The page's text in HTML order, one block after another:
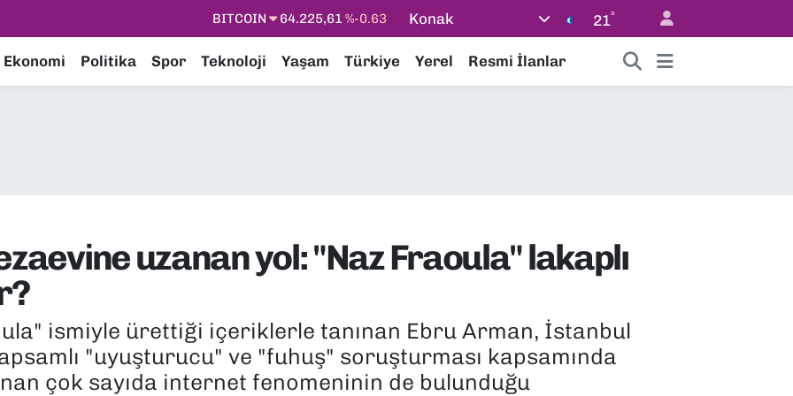
DOLAR 47,7143%0.16
STERLİN
64,2463%0.07
Konak 21°
Ekonomi Politika Spor Teknoloji Yaşam Türkiye Yerel Resmi İlanlar
uzanan yol: "Naz Fraoula" lakaplı
ismiyle ürettiği içeriklerle tanınan Ebru Arman, İstanbul
"uyuşturucu" ve "fuhuş" soruşturması kapsamında
çok sayıda internet fenomeninin de bulunduğu